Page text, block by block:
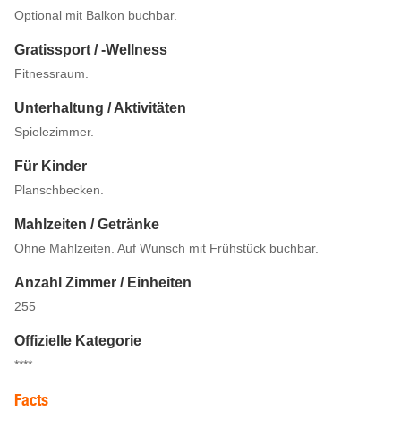
Optional mit Balkon buchbar.
Gratissport / -Wellness
Fitnessraum.
Unterhaltung / Aktivitäten
Spielezimmer.
Für Kinder
Planschbecken.
Mahlzeiten / Getränke
Ohne Mahlzeiten. Auf Wunsch mit Frühstück buchbar.
Anzahl Zimmer / Einheiten
255
Offizielle Kategorie
****
Facts